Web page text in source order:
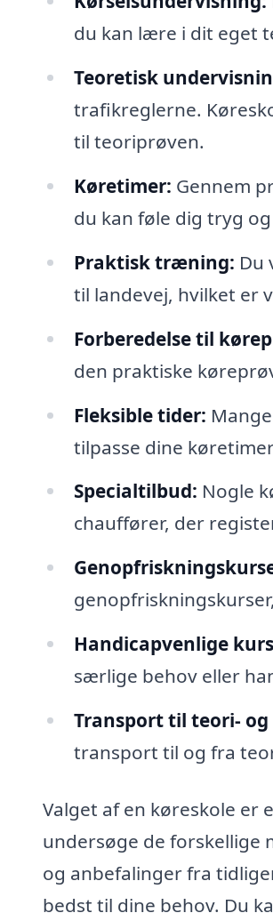
du kan lære i dit eget
Teoretisk
trafikreglerne.
til teoriprøven.
Køretimer: Gennem
du kan føle dig tryg
Praktisk træning: Du
til landevej, hvilket er
Forberedelse til
den praktiske
Fleksible tider:
tilpasse dine
Specialtilbud: Nogle
chauffører, der
Handicapvenlige
særlige behov eller
Transport til teori-
transport til og fra
Valget af en køreskole
undersøge de forskellige
og anbefalinger fra
bedst til dine behov. Du